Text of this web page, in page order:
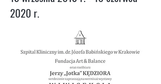
2020 r.